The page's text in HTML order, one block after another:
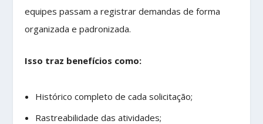
equipes passam a registrar demandas de forma
organizada e padronizada.
Isso traz benefícios como:
Histórico completo de cada solicitação;
Rastreabilidade das atividades;